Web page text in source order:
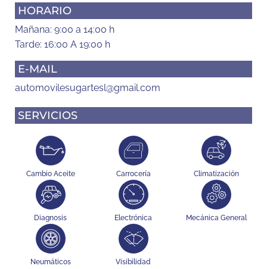
HORARIO
Mañana: 9:00 a 14:00 h
Tarde: 16:00 A 19:00 h
E-MAIL
automovilesugartesl@gmail.com
SERVICIOS
Cambio Aceite Carrocería Climatización
Diagnosis Electrónica Mecánica General
Neumáticos Visibilidad